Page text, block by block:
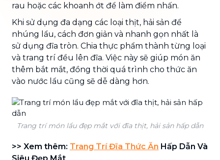
rau hoặc các khoanh ớt để làm điểm nhấn.
Khi sử dụng đa dạng các loại thịt, hải sản để
nhúng lẩu, cách đơn giản và nhanh gọn nhất là
sử dụng đĩa tròn. Chia thực phẩm thành từng loại
và trang trí đều lên đĩa. Việc này sẽ giúp món ăn
thêm bắt mắt, đồng thời quá trình cho thức ăn
vào nước lẩu cũng sẽ dễ dàng hơn.
Trang trí món lẩu đẹp mắt với đĩa thịt, hải sản hấp dẫn
>> Xem thêm: Trang Trí Đĩa Thức Ăn Hấp Dẫn Và
Siêu Đẹp Mắt